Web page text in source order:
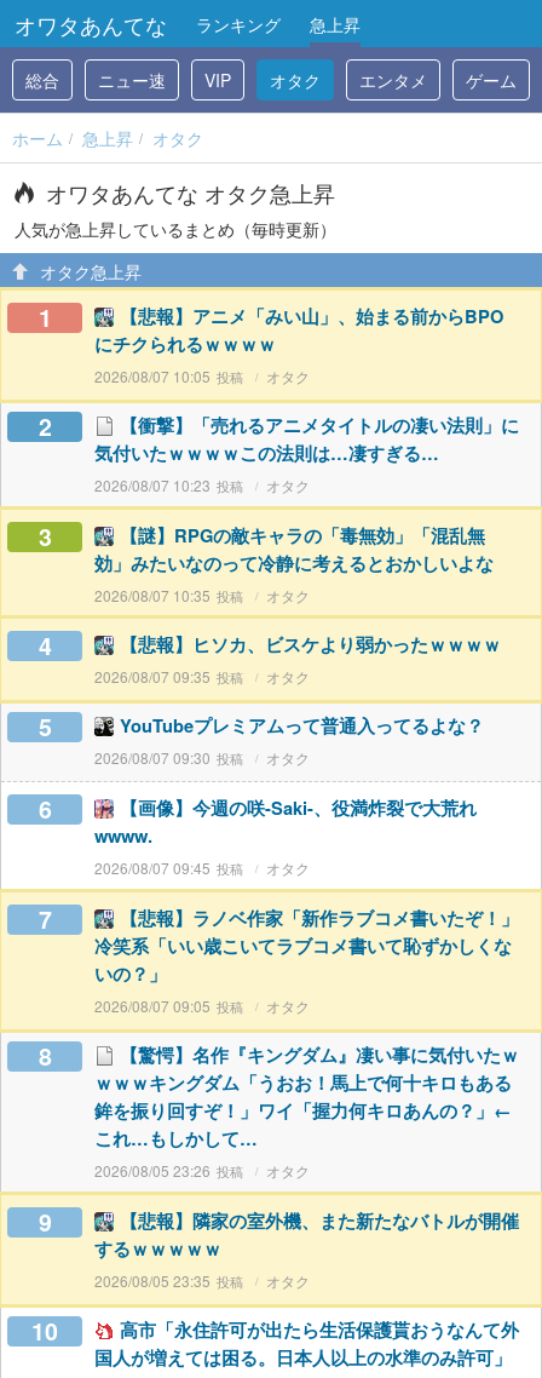
オワタあんてな ランキング 急上昇
総合 ニュー速 VIP オタク エンタメ ゲーム
ホーム 急上昇 オタク
オワタあんてな オタク急上昇
人気が急上昇しているまとめ（毎時更新）
オタク急上昇
1
【悲報】アニメ「みい山」、始まる前からBPO
にチクられるｗｗｗｗ
2026/08/07 10:05 オタク
2
【衝撃】「売れるアニメタイトルの凄い法則」に
気付いたｗｗｗｗこの法則は…凄すぎる…
2026/08/07 10:23 オタク
3
【謎】RPGの敵キャラの「毒無効」「混乱無
効」みたいなのって冷静に考えるとおかしいよな
2026/08/07 10:35 オタク
4 【悲報】ヒソカ、ビスケより弱かったｗｗｗｗ
2026/08/07 09:35 オタク
5 YouTubeプレミアムって普通入ってるよな？
2026/08/07 09:30 オタク
6
【画像】今週の咲-Saki-、役満炸裂で大荒れ
wwww.
2026/08/07 09:45 オタク
7
【悲報】ラノベ作家「新作ラブコメ書いたぞ！」
冷笑系「いい歳こいてラブコメ書いて恥ずかしくな
いの？」
2026/08/07 09:05 オタク
8
【驚愕】名作『キングダム』凄い事に気付いたｗ
ｗｗｗキングダム「うおお！馬上で何十キロもある
鉾を振り回すぞ！」ワイ「握力何キロあんの？」←
これ…もしかして…
2026/08/05 23:26 オタク
9
【悲報】隣家の室外機、また新たなバトルが開催
するｗｗｗｗｗ
2026/08/05 23:35 オタク
10
高市「永住許可が出たら生活保護貰おうなんて外
国人が増えては困る。日本人以上の水準のみ許可」